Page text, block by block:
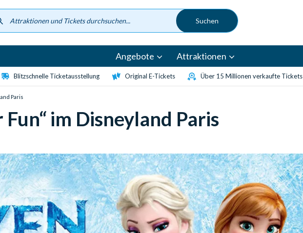
Angebote Attraktionen
Blitzschnelle Ticketausstellung Original E-Tickets Über 15 Millionen verkaufte Tickets
Paris
Fun“ im Disneyland Paris